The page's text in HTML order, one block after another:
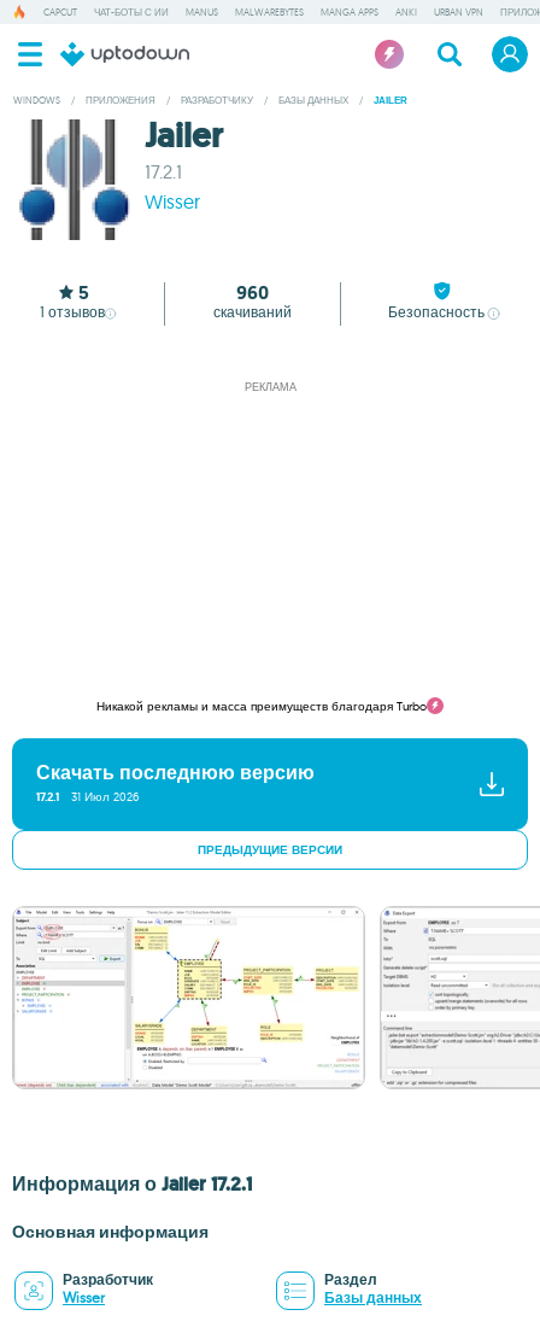
CAPCUT ЧАТ-БОТЫ С ИИ MANUS MALWAREBYTES MANGA APPS ANKI URBAN VPN
WINDOWS / ПРИЛОЖЕНИЯ / РАЗРАБОТЧИКУ / БАЗЫ ДАННЫХ / JAILER
Jailer
17.2.1
Wisser
5
1 отзывов
960
скачиваний Безопасность
РЕКЛАМА
Никакой рекламы и масса преимуществ благодаря Turbo
Скачать последнюю версию
17.2.1 31 Июл 2026
ПРЕДЫДУЩИЕ ВЕРСИИ
Информация о Jailer 17.2.1
Основная информация
Разработчик
Wisser
Раздел
Базы данных